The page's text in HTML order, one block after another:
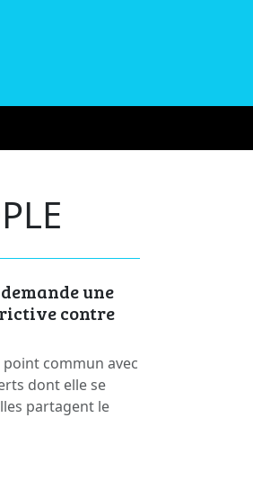
une
contre
commun avec
dont elle se
partagent le